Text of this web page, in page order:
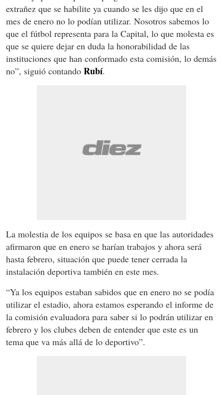
extrañez que se habilite ya cuando se les dijo que en el
mes de enero no lo podían utilizar. Nosotros sabemos lo
que el fútbol representa para la Capital, lo que molesta es
que se quiere dejar en duda la honorabilidad de las
instituciones que han conformado esta comisión, lo demás
no”, siguió contando Rubí.
La molestia de los equipos se basa en que las autoridades
afirmaron que en enero se harían trabajos y ahora será
hasta febrero, situación que puede tener cerrada la
instalación deportiva también en este mes.
“Ya los equipos estaban sabidos que en enero no se podía
utilizar el estadio, ahora estamos esperando el informe de
la comisión evaluadora para saber si lo podrán utilizar en
febrero y los clubes deben de entender que este es un
tema que va más allá de lo deportivo”.